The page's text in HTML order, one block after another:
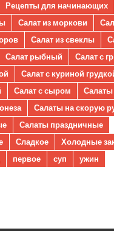
Рецепты для начинающих
Салат из моркови
Салат из свеклы
Салат рыбный
Салат с
Салат с куриной
Салат с сыром
Салаты
Салаты на скорую
Салаты праздничные
Сладкое
Холодные
первое суп ужин